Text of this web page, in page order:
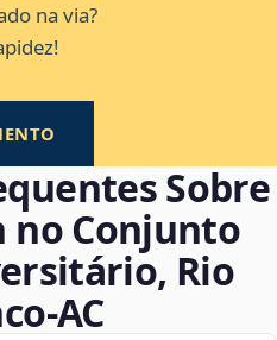
na via?
Sobre
no Conjunto
Rio